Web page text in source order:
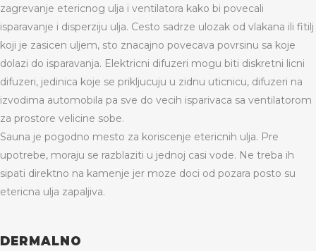
zagrevanje etericnog ulja i ventilatora kako bi povecali
isparavanje i disperziju ulja. Cesto sadrze ulozak od vlakana ili fitilj
koji je zasicen uljem, sto znacajno povecava povrsinu sa koje
dolazi do isparavanja. Elektricni difuzeri mogu biti diskretni licni
difuzeri, jedinica koje se prikljucuju u zidnu uticnicu, difuzeri na
izvodima automobila pa sve do vecih isparivaca sa ventilatorom
za prostore velicine sobe.
Sauna je pogodno mesto za koriscenje etericnih ulja. Pre
upotrebe, moraju se razblaziti u jednoj casi vode. Ne treba ih
sipati direktno na kamenje jer moze doci od pozara posto su
etericna ulja zapaljiva.
DERMALNO